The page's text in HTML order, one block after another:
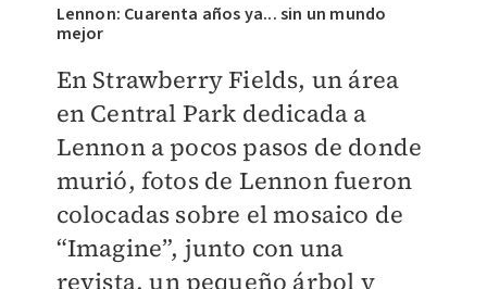
Lennon: Cuarenta años ya... sin un mundo
mejor
En Strawberry Fields, un área
en Central Park dedicada a
Lennon a pocos pasos de donde
murió, fotos de Lennon fueron
colocadas sobre el mosaico de
“Imagine”, junto con una
revista, un pequeño árbol y